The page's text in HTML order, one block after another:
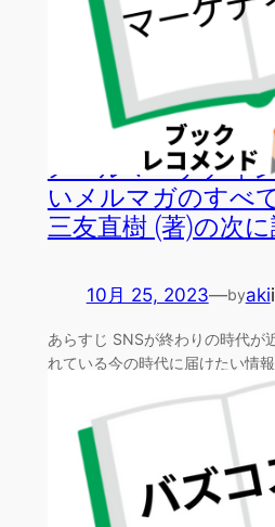
メールマーケティ
いメルマガのすべ
三友直樹 (著)の次
10月 25, 2023—byaki
あらすじ SNSが終わりの時代が
れている今の時代に届けたい情